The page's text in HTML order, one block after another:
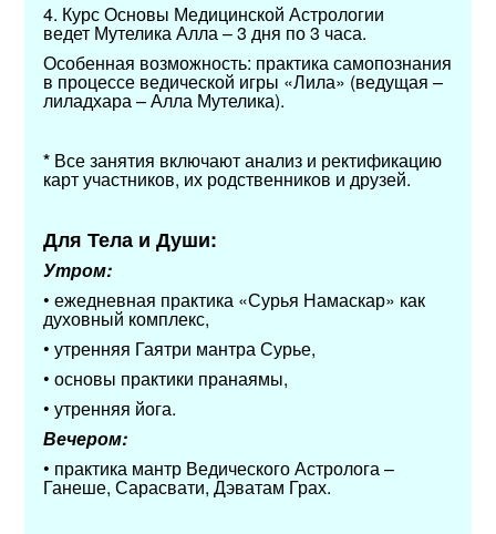
4. Курс Основы Медицинской Астрологии
ведет Мутелика Алла – 3 дня по 3 часа.
Особенная возможность: практика самопознания
в процессе ведической игры «Лила» (ведущая –
лиладхара – Алла Мутелика).
* Все занятия включают анализ и ректификацию
карт участников, их родственников и друзей.
Для Тела и Души:
Утром:
• ежедневная практика «Сурья Намаскар» как
духовный комплекс,
• утренняя Гаятри мантра Сурье,
• основы практики пранаямы,
• утренняя йога.
Вечером:
• практика мантр Ведического Астролога –
Ганеше, Сарасвати, Дэватам Грах.